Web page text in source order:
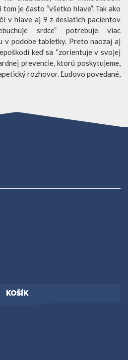
tom je často “všetko hlave”. Tak ako
v hlave aj 9 z desiatich pacientov
srdce” potrebuje viac
v podobe tabletky. Preto naozaj aj
keď sa “zorientuje v svojej
prevencie, ktorú poskytujeme,
rozhovor. Ľudovo povedané,
KOŠÍK